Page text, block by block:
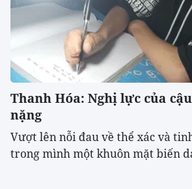
Thanh Hóa: Nghị lực của
nặng
Vượt lên nỗi đau về thể xác và
trong mình một khuôn mặt biến